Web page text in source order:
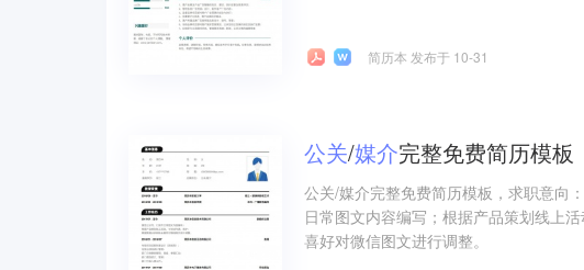
简历本 发布于 10-31
公关/媒介完整免费简历模板
公关/媒介完整免费简历模板，求职意向
日常图文内容编写；根据产品策划线上
喜好对微信图文进行调整。